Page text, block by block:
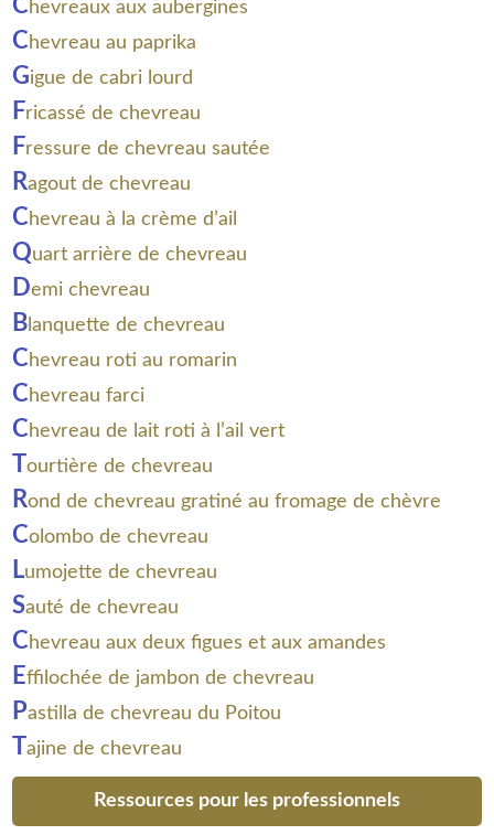
C hevreaux aux aubergines
C hevreau au paprika
Gigue de cabri lourd
Fricassé de chevreau
Fressure de chevreau sautée
Ragout de chevreau
C hevreau à la crème d’ail
Quart arrière de chevreau
Demi chevreau
B lanquette de chevreau
C hevreau roti au romarin
C hevreau farci
C hevreau de lait roti à l’ail vert
Tourtière de chevreau
Rond de chevreau gratiné au fromage de chèvre
Colombo de chevreau
Lumojette de chevreau
Sauté de chevreau
C hevreau aux deux figues et aux amandes
Effilochée de jambon de chevreau
Pastilla de chevreau du Poitou
Tajine de chevreau
Ressources pour les professionnels